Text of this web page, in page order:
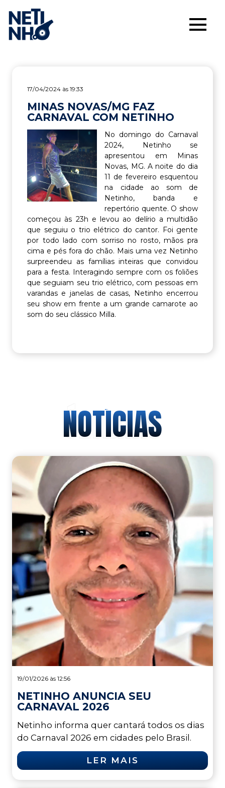
17/04/2024 às 19:33
MINAS NOVAS/MG FAZ
CARNAVAL COM NETINHO
No domingo do Carnaval
2024, Netinho se
apresentou em Minas
Novas, MG. A noite do dia
11 de fevereiro esquentou
na cidade ao som de
Netinho, banda e
repertório quente. O show
começou às 23h e levou ao delírio a multidão
que seguiu o trio elétrico do cantor. Foi gente
por todo lado com sorriso no rosto, mãos pra
cima e pés fora do chão. Mais uma vez Netinho
surpreendeu as famílias inteiras que convidou
para a festa. Interagindo sempre com os foliões
que seguiam seu trio elétrico, com pessoas em
varandas e janelas de casas, Netinho encerrou
seu show em frente a um grande camarote ao
som do seu clássico Milla.
NOTÍCIAS
ÚLTIMAS
19/01/2026 às 12:56
NETINHO ANUNCIA SEU
CARNAVAL 2026
Netinho informa quer cantará todos os dias
do Carnaval 2026 em cidades pelo Brasil.
LER MAIS